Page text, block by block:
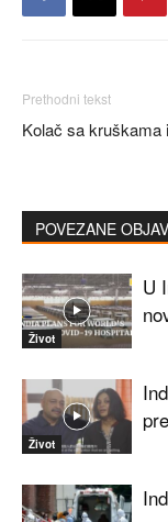
Prethodni tekst
Kolač sa kruškama
POVEZANE
Život
U
Život